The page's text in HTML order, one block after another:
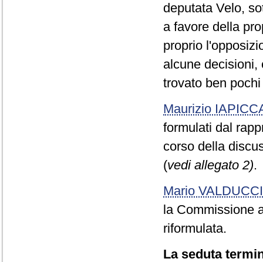
deputata Velo,
a favore della
proprio
alcune decisioni,
trovato ben
Maurizio
formulati dal
corso della
(vedi allegato 2).
Mario VALDUCCI
la Commissione
riformulata.
La seduta